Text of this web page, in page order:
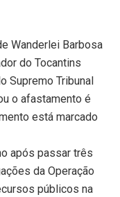
Wanderlei Barbosa
do Tocantins
Supremo Tribunal
o afastamento é
está marcado
após passar três
da Operação
públicos na